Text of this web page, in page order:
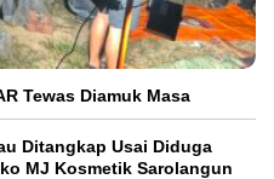
Tewas Diamuk Masa
Ditangkap Usai Diduga
MJ Kosmetik Sarolangun